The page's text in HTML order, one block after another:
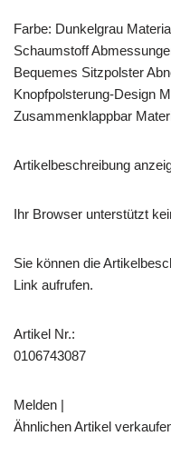
Farbe: Dunkelgrau
Schaumstoff
Bequemes Sitzpolster
Knopfpolsterung-Design
Zusammenklappbar
Artikelbeschreibung
Ihr Browser unterstützt
Sie können die
Link aufrufen.
Artikel Nr.:
0106743087
Melden |
Ähnlichen Artikel